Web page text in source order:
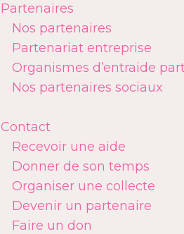
Partenaires
Nos partenaires
Partenariat entreprise
Organismes d’entraide
Nos partenaires sociaux
Contact
Recevoir une aide
Donner de son temps
Organiser une collecte
Devenir un partenaire
Faire un don